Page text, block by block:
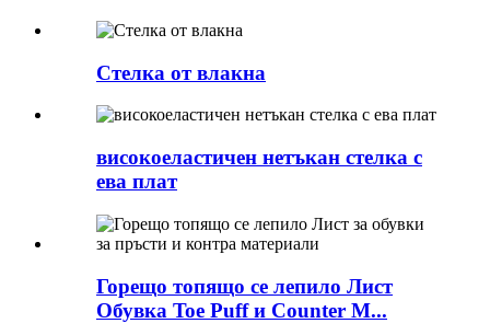
Стелка от влакна
високоеластичен нетъкан стелка с
ева плат
Горещо топящо се лепило Лист
Обувка Toe Puff и Counter M...